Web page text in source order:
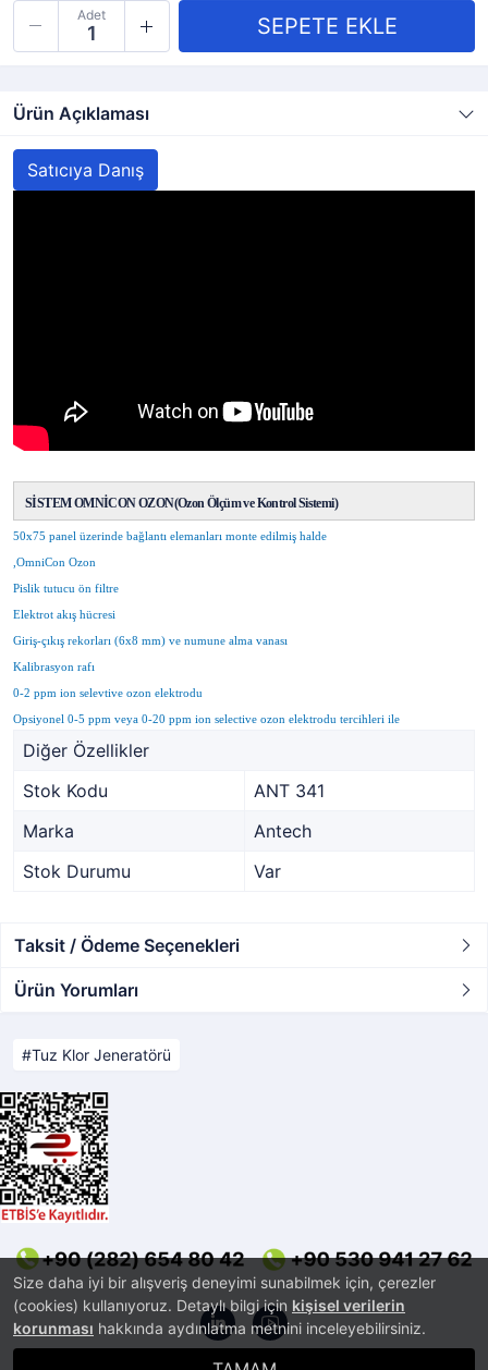
Size daha iyi bir alışveriş deneyimi sunabilmek için, çerezler
(cookies) kullanıyoruz. Detaylı bilgi için kişisel verilerin
korunması hakkında aydınlatma metnini inceleyebilirsiniz.
Adet
Ürün Açıklaması
Satıcıya Danış
SİSTEM OMNİCON OZON(Ozon Ölçüm ve Kontrol Sistemi)
50x75 panel üzerinde bağlantı elemanları monte edilmiş halde
,OmniCon Ozon
Pislik tutucu ön filtre
Elektrot akış hücresi
Giriş-çıkış rekorları (6x8 mm) ve numune alma vanası
Kalibrasyon rafı
0-2 ppm ion selevtive ozon elektrodu
Opsiyonel 0-5 ppm veya 0-20 ppm ion selective ozon elektrodu tercihleri ile
Diğer Özellikler
Stok Kodu
ANT 341
Marka
Antech
Stok Durumu
Var
Taksit / Ödeme Seçenekleri
Ürün Yorumları
Tuz Klor Jeneratörü